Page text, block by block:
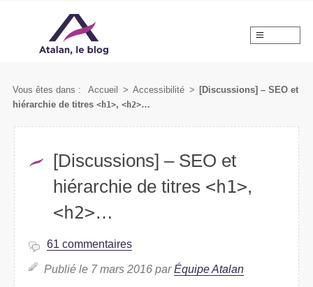
Vous êtes dans : Accueil > Accessibilité > [Discussions] – SEO et
hiérarchie de titres <h1>, <h2>…
[Discussions] – SEO et
hiérarchie de titres <h1>,
<h2>…
61 commentaires
Publié le 7 mars 2016 parÉquipe Atalan